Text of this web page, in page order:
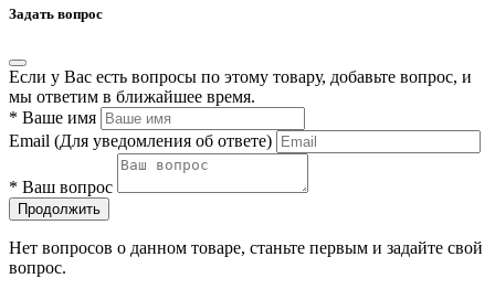
Задать вопрос
Если у Вас есть вопросы по этому товару, добавьте вопрос, и
мы ответим в ближайшее время.
* Ваше имя
Email (Для уведомления об ответе)
* Ваш вопрос
Продолжить
Нет вопросов о данном товаре, станьте первым и задайте свой
вопрос.